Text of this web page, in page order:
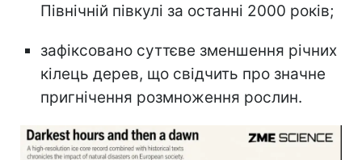
Північній півкулі за останні 2000 років;
зафіксовано суттєве зменшення річних
кілець дерев, що свідчить про значне
пригнічення розмноження рослин.